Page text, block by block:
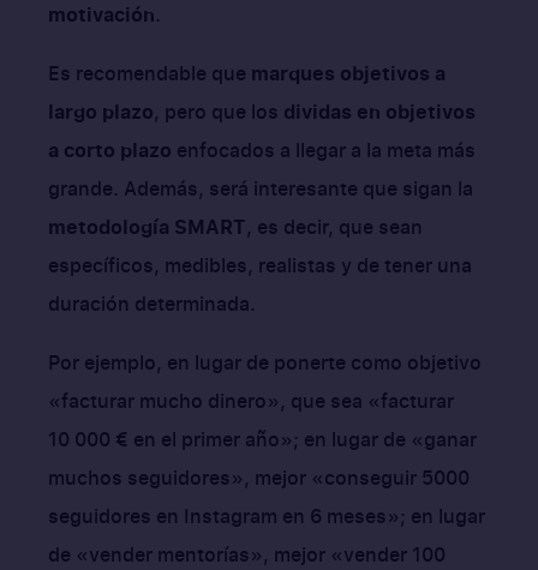
motivación.
Es recomendable que marques objetivos a
largo plazo, pero que los dividas en objetivos
a corto plazo enfocados a llegar a la meta más
grande. Además, será interesante que sigan la
metodología SMART, es decir, que sean
específicos, medibles, realistas y de tener una
duración determinada.
Por ejemplo, en lugar de ponerte como objetivo
«facturar mucho dinero», que sea «facturar
10 000 € en el primer año»; en lugar de «ganar
muchos seguidores», mejor «conseguir 5000
seguidores en Instagram en 6 meses»; en lugar
de «vender mentorías», mejor «vender 100